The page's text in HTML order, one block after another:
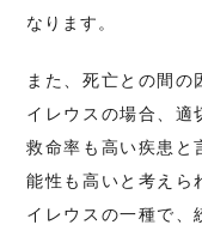
なります。
また、死亡との間の
イレウスの場合、適
救命率も高い疾患と
能性も高いと考えら
イレウスの一種で、